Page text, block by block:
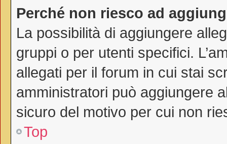
Perché non riesco ad
La possibilità di aggiungere
gruppi o per utenti specifici.
allegati per il forum in cui stai
amministratori può aggiungere
sicuro del motivo per cui non
Top